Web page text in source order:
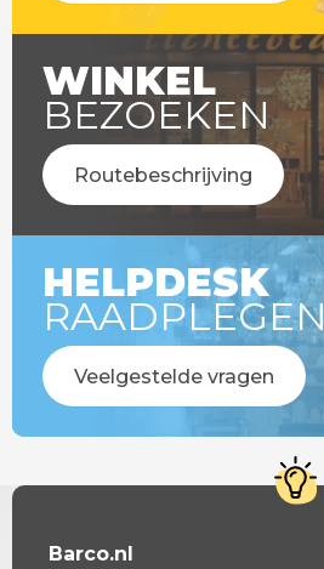
WINKEL
BEZOEKEN
Routebeschrijving
HELPDESK
RAADPLEGEN
Veelgestelde vragen
Barco.nl